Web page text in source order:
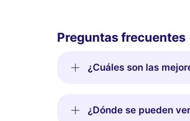
Preguntas frecuentes
¿Cuáles son las
¿Dónde se pueden